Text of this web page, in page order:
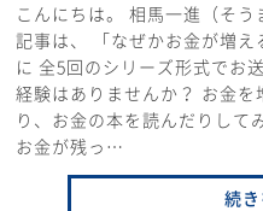
こんにちは。 相馬一進（そ
記事は、 「なぜかお金が増
に 全5回のシリーズ形式でお
経験はありませんか？ お金
り、お金の本を読んだりして
お金が残っ…
続